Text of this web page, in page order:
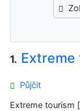
1. Extreme
Půjčit
Extreme tourism